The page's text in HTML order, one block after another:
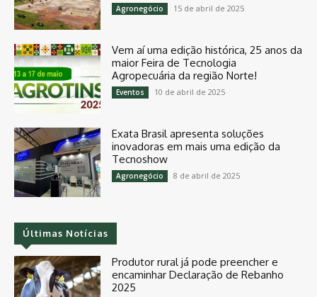
Agronegócio 15 de abril de 2025
Vem aí uma edição histórica, 25 anos da
maior Feira de Tecnologia
Agropecuária da região Norte!
Eventos 10 de abril de 2025
Exata Brasil apresenta soluções
inovadoras em mais uma edição da
Tecnoshow
Agronegócio 8 de abril de 2025
Últimas Notícias
Produtor rural já pode preencher e
encaminhar Declaração de Rebanho
2025